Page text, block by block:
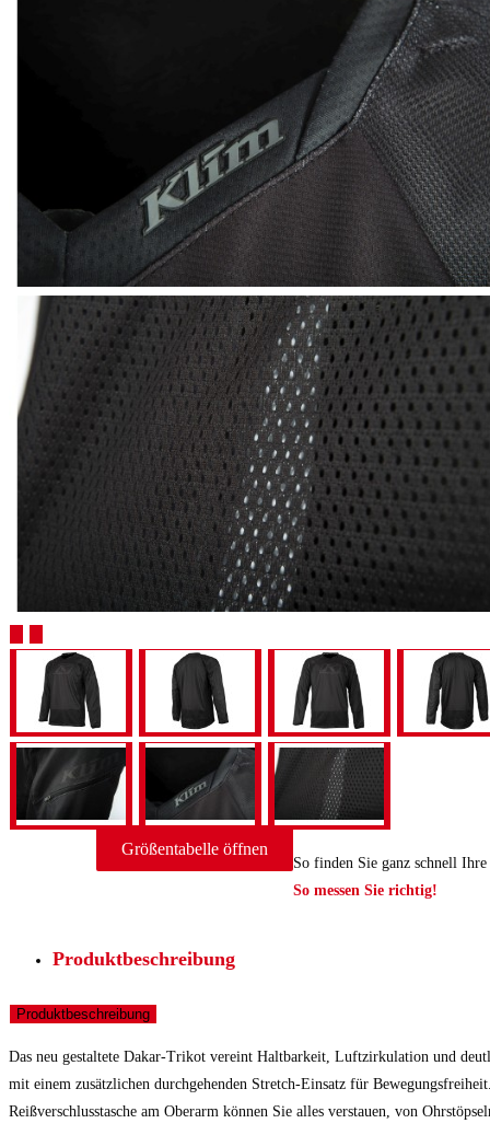
Größentabelle öffnen
So finden Sie ganz schnell
So messen Sie richtig!
Produktbeschreibung
Produktbeschreibung
Das neu gestaltete Dakar-Trikot vereint Haltbarkeit, Luftzirkulation und
mit einem zusätzlichen durchgehenden Stretch-Einsatz für
Reißverschlusstasche am Oberarm können Sie alles verstauen, von